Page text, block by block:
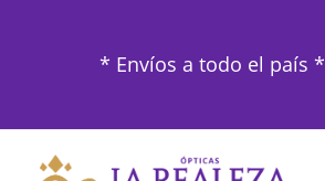
* Envíos a todo el país *